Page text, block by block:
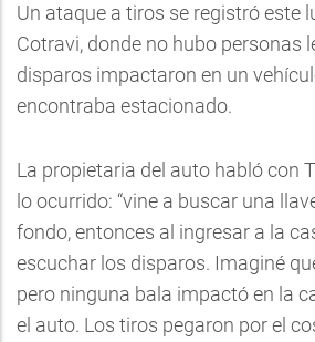
Un ataque a tiros se registró este
Cotravi, donde no hubo personas
disparos impactaron en un
encontraba estacionado.
La propietaria del auto habló con
lo ocurrido: “vine a buscar una
fondo, entonces al ingresar a la
escuchar los disparos. Imaginé
pero ninguna bala impactó en la
el auto. Los tiros pegaron por el